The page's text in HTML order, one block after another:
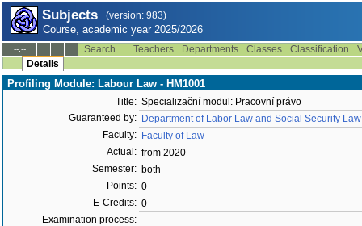
Subjects (version: 983)
Course, academic year 2025/2026
--:-- Search ... Teachers Departments Classes Classification
Details
Profiling Module: Labour Law - HM1001
Title: Specializační modul: Pracovní právo
Guaranteed by: Department of Labor Law and Social Security
Faculty: Faculty of Law
Actual: from 2020
Semester: both
Points: 0
E-Credits: 0
Examination process: